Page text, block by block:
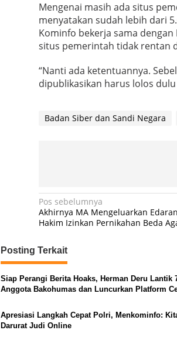
Mengenai masih ada situs
menyatakan sudah lebih dari
Kominfo bekerja sama
situs pemerintah tidak rentan
“Nanti ada ketentuannya.
dipublikasikan harus lolos
Badan Siber dan Sandi Negara
N
a
i
g
a
i
Pos sebelumnya
Akhirnya MA Mengeluarkan
Hakim Izinkan Pernikahan Beda
Posting Terkait
Siap Perangi Berita Hoaks, Herman Deru Lantik
Anggota Bakohumas dan Luncurkan Platform
Apresiasi Langkah Cepat Polri, Menkominfo:
Darurat Judi Online